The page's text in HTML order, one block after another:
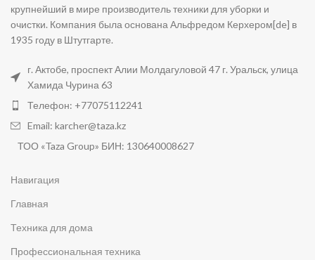
крупнейший в мире производитель техники для уборки и
очистки. Компания была основана Альфредом Керхером[de] в
1935 году в Штутгарте.
г. Актобе, проспект Алии Молдагуловой 47 г. Уральск, улица
Хамида Чурина 63
Телефон: +77075112241
Email: karcher@taza.kz
ТОО «Taza Group» БИН: 130640008627
Навигация
Главная
Техника для дома
Профессиональная техника